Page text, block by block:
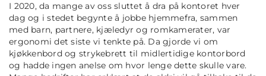
I 2020, da mange av oss sluttet å dra på kontoret hver
dag og i stedet begynte å jobbe hjemmefra, sammen
med barn, partnere, kjæledyr og romkamerater, var
ergonomi det siste vi tenkte på. Da gjorde vi om
kjøkkenbord og strykebrett til midlertidige kontorbord
og hadde ingen anelse om hvor lenge dette skulle vare.